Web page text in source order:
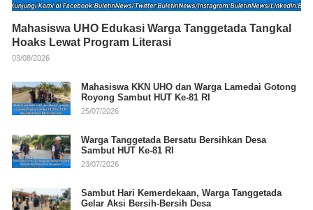
Mahasiswa UHO Edukasi Warga Tanggetada Tangkal
Hoaks Lewat Program Literasi
03/08/2026
Mahasiswa KKN UHO dan Warga Lamedai Gotong
Royong Sambut HUT Ke-81 RI
25/07/2026
Warga Tanggetada Bersatu Bersihkan Desa
Sambut HUT Ke-81 RI
23/07/2026
Sambut Hari Kemerdekaan, Warga Tanggetada
Gelar Aksi Bersih-Bersih Desa